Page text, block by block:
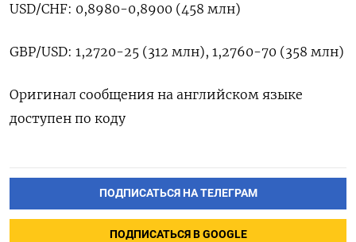
USD/CHF: 0,8980-0,8900 (458 млн)
GBP/USD: 1,2720-25 (312 млн), 1,2760-70 (358 млн)
Оригинал сообщения на английском языке
доступен по коду
ПОДПИСАТЬСЯ НА ТЕЛЕГРАМ
ПОДПИСАТЬСЯ В GOOGLE